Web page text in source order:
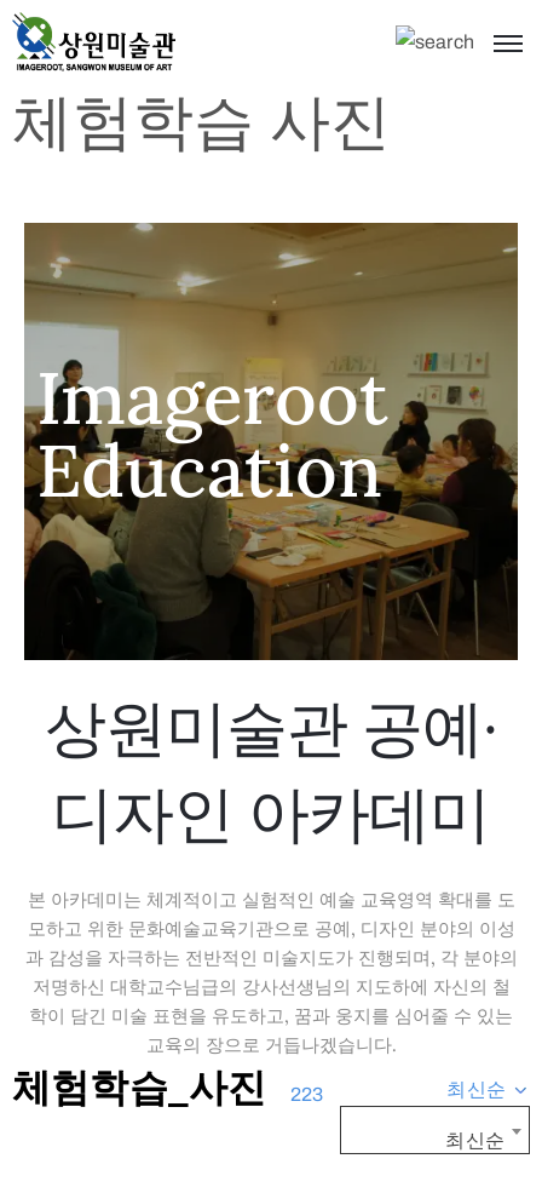
체험학습 사진
Imageroot
Education
상원미술관 공예·
디자인 아카데미
본 아카데미는 체계적이고 실험적인 예술 교육영역 확대를 도
모하고 위한 문화예술교육기관으로 공예, 디자인 분야의 이성
과 감성을 자극하는 전반적인 미술지도가 진행되며, 각 분야의
저명하신 대학교수님급의 강사선생님의 지도하에 자신의 철
학이 담긴 미술 표현을 유도하고, 꿈과 웅지를 심어줄 수 있는
교육의 장으로 거듭나겠습니다.
체험학습_사진 223 최신순
최신순